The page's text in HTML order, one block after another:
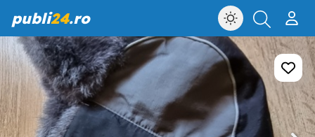
publi24.ro